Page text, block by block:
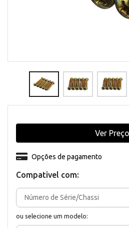
Compativel com:
ou selecione um modelo:
Opções de pagamento
Ver Preço